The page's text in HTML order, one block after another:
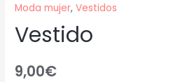
Moda mujer,Vestidos
Vestido
9,00€